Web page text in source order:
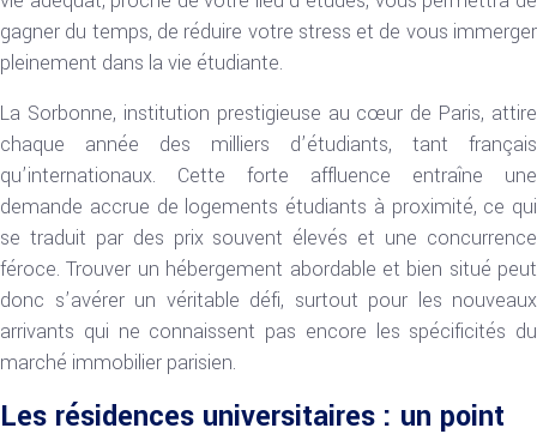
gagner du temps, de réduire votre stress et de vous immerger
pleinement dans la vie étudiante.
La Sorbonne, institution prestigieuse au cœur de Paris, attire
chaque année des milliers d’étudiants, tant français
qu’internationaux. Cette forte affluence entraîne une
demande accrue de logements étudiants à proximité, ce qui
se traduit par des prix souvent élevés et une concurrence
féroce. Trouver un hébergement abordable et bien situé peut
donc s’avérer un véritable défi, surtout pour les nouveaux
arrivants qui ne connaissent pas encore les spécificités du
marché immobilier parisien.
Les résidences universitaires : un point